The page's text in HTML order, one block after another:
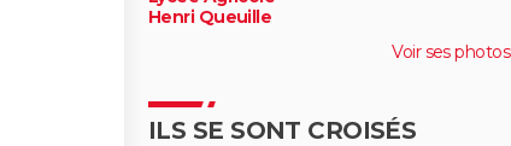
Henri Queuille
Voir ses photos
ILS SE SONT CROISÉS